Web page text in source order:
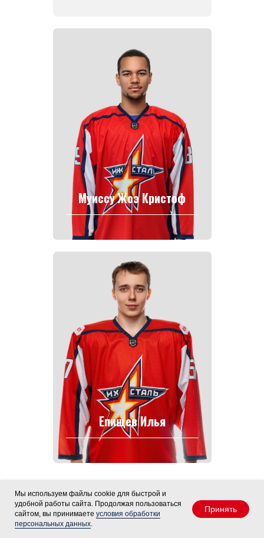
Мы используем файлы cookie для быстрой и
удобной работы сайта. Продолжая пользоваться
сайтом, вы принимаете условия обработки
персональных данных.
Принять
Муиссу Жоэ Кристоф
Епищев Илья